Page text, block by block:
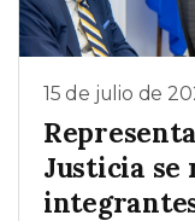
15 de julio de
Justicia se